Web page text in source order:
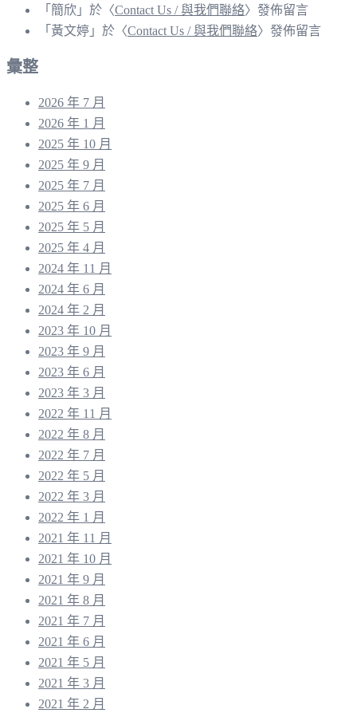
「 簡欣 」於〈Contact Us / 與我們聯絡〉發佈留言
「 黃文婷 」於〈Contact Us / 與我們聯絡〉發佈留言
彙整
2026 年 7 月
2026 年 1 月
2025 年 10 月
2025 年 9 月
2025 年 7 月
2025 年 6 月
2025 年 5 月
2025 年 4 月
2024 年 11 月
2024 年 6 月
2024 年 2 月
2023 年 10 月
2023 年 9 月
2023 年 6 月
2023 年 3 月
2022 年 11 月
2022 年 8 月
2022 年 7 月
2022 年 5 月
2022 年 3 月
2022 年 1 月
2021 年 11 月
2021 年 10 月
2021 年 9 月
2021 年 8 月
2021 年 7 月
2021 年 6 月
2021 年 5 月
2021 年 3 月
2021 年 2 月